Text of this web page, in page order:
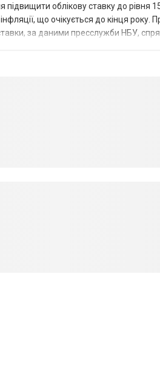
підвищити облікову ставку до рівня
що очікується до кінця
за даними пресслужби НБУ,